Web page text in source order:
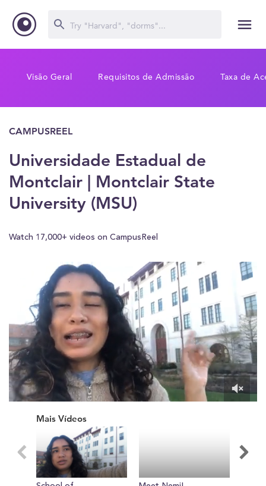
Visão Geral Requisitos de Admissão Taxa de
CAMPUSREEL
Universidade Estadual de
Montclair | Montclair State
University (MSU)
Watch 17,000+ videos on CampusReel
seconds
Mais Vídeos